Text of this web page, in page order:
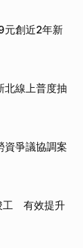
元創近2年新
線上普度抽
爭議協調案
工 有效提升